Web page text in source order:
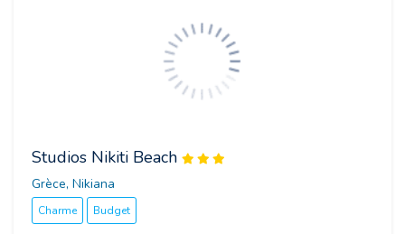
Studios Nikiti Beach
Grèce, Nikiana
Charme Budget